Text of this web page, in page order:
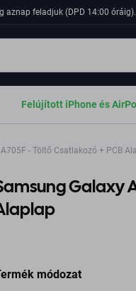
aznap feladjuk (DPD 14:00
Felújított iPhone és
- Töltő Csatlakozó + PCB
Galaxy
módozat